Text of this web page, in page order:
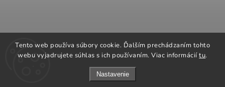
Tento web používa súbory cookie. Ďalším prechádzaním tohto
webu vyjadrujete súhlas s ich používaním. Viac informáciítu.
Nastavenie
ROMOTOP Kachle a vložky
NAPOLEON grily